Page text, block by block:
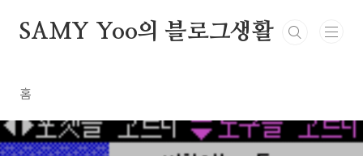
SAMY Yoo의 블로그생활
홈